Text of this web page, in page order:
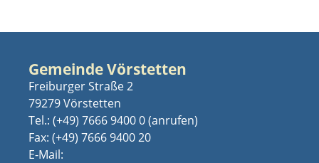
Gemeinde Vörstetten
Freiburger Straße 2
79279 Vörstetten
Tel.: (+49) 7666 9400 0
Fax: (+49) 7666 9400 20
E-Mail: